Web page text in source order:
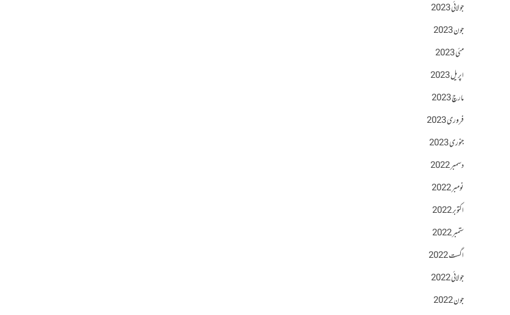
جولائی 2023
جون 2023
مئی 2023
اپریل 2023
مارچ 2023
فروری 2023
جنوری 2023
دسمبر 2022
نومبر 2022
اکتوبر 2022
ستمبر 2022
اگست 2022
جولائی 2022
جون 2022